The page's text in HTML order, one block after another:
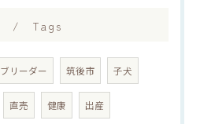
Tags
ブリーダー 筑後市 子犬
直売 健康 出産